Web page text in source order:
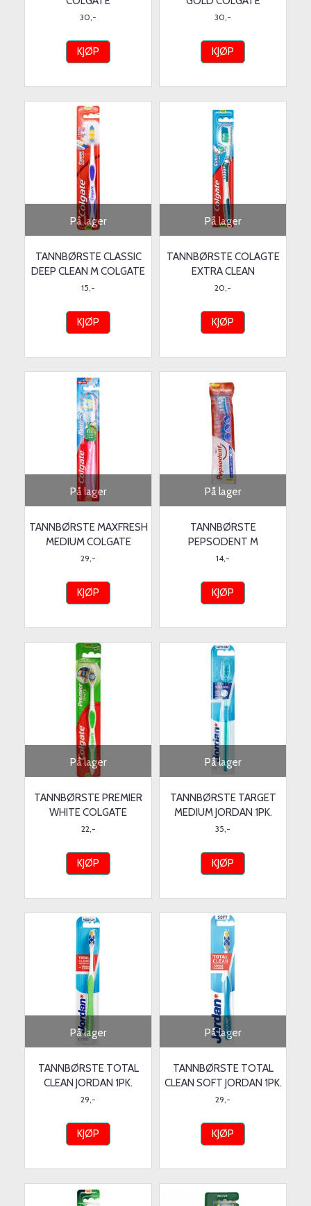
30,-
KJØP
30,-
KJØP
På lager
TANNBØRSTE CLASSIC
DEEP CLEAN M COLGATE
15,-
KJØP
På lager
TANNBØRSTE COLAGTE
EXTRA CLEAN
20,-
KJØP
På lager
TANNBØRSTE MAXFRESH
MEDIUM COLGATE
29,-
KJØP
På lager
TANNBØRSTE
PEPSODENT M
14,-
KJØP
På lager
TANNBØRSTE PREMIER
WHITE COLGATE
22,-
KJØP
På lager
TANNBØRSTE TARGET
MEDIUM JORDAN 1PK.
35,-
KJØP
På lager
TANNBØRSTE TOTAL
CLEAN JORDAN 1PK.
29,-
KJØP
På lager
TANNBØRSTE TOTAL
CLEAN SOFT JORDAN 1PK.
29,-
KJØP